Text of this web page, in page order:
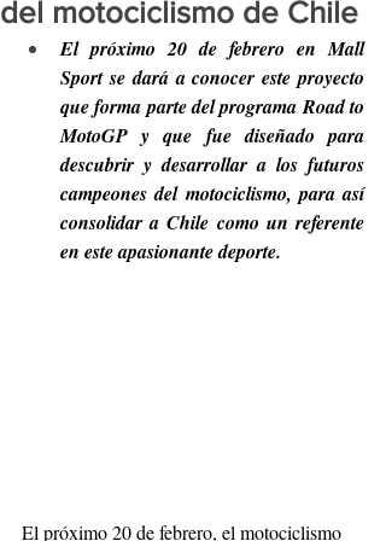
del motociclismo de Chile
El próximo 20 de febrero en Mall
Sport se dará a conocer este proyecto
que forma parte del programa Road to
MotoGP y que fue diseñado para
descubrir y desarrollar a los futuros
campeones del motociclismo, para así
consolidar a Chile como un referente
en este apasionante deporte.
El próximo 20 de febrero, el motociclismo